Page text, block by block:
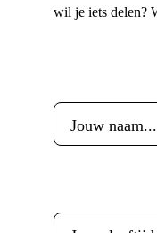
wil je iets delen?